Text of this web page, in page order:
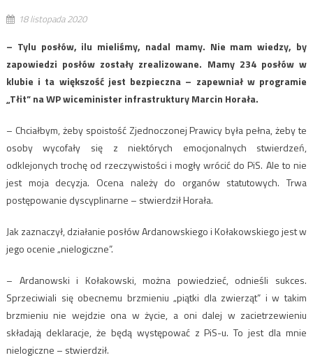
18 listopada 2020
– Tylu posłów, ilu mieliśmy, nadal mamy. Nie mam wiedzy, by
zapowiedzi posłów zostały zrealizowane. Mamy 234 posłów w
klubie i ta większość jest bezpieczna – zapewniał w programie
„Tłit” na WP wiceminister infrastruktury Marcin Horała.
– Chciałbym, żeby spoistość Zjednoczonej Prawicy była pełna, żeby te
osoby wycofały się z niektórych emocjonalnych stwierdzeń,
odklejonych trochę od rzeczywistości i mogły wrócić do PiS. Ale to nie
jest moja decyzja. Ocena należy do organów statutowych. Trwa
postępowanie dyscyplinarne – stwierdził Horała.
Jak zaznaczył, działanie posłów Ardanowskiego i Kołakowskiego jest w
jego ocenie „nielogiczne”.
– Ardanowski i Kołakowski, można powiedzieć, odnieśli sukces.
Sprzeciwiali się obecnemu brzmieniu „piątki dla zwierząt” i w takim
brzmieniu nie wejdzie ona w życie, a oni dalej w zacietrzewieniu
składają deklaracje, że będą występować z PiS-u. To jest dla mnie
nielogiczne – stwierdził.